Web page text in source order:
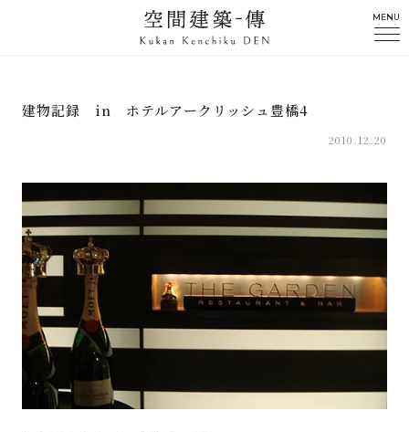
MENU
建物記録 in ホテルアークリッシュ豊橋4
2010.12.20